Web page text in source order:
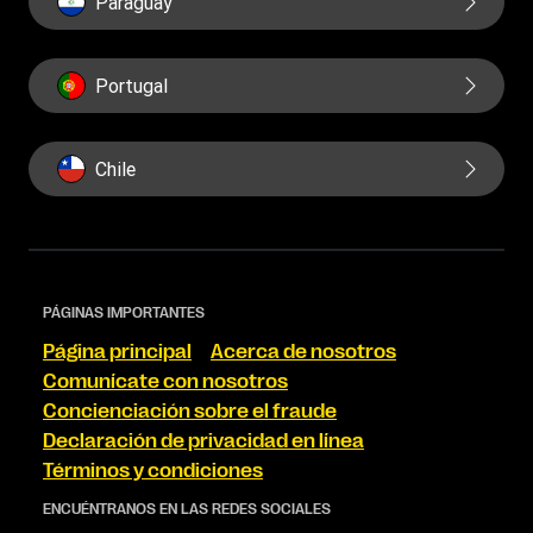
Portugal
Chile
PÁGINAS IMPORTANTES
Página principal
Acerca de nosotros
Comunícate con nosotros
Concienciación sobre el fraude
Declaración de privacidad en línea
Términos y condiciones
ENCUÉNTRANOS EN LAS REDES SOCIALES